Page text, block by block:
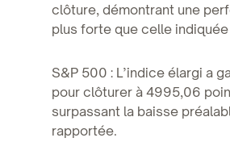
clôture, démontrant une
plus forte que celle
S&P 500 : L’indice élargi a
pour clôturer à 4995,06
surpassant la baisse
rapportée.